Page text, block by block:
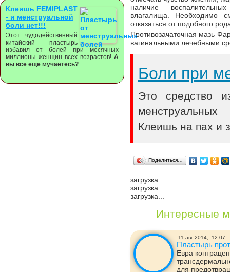
наличие
влагалища. Необходимо
отказаться от подобного
Противозачаточная мазь
вагинальными лечебными
Боли при
Это средство
Клеишь на пах и
Поделиться…
загрузка...
загрузка...
загрузка...
Интересные
11 авг 2014, 12:07
Пластырь
Евра
для
Клеишь FEMIPLAST
- и менструальной
боли нет!!!
Этот чудодейственный
китайский пластырь
избавил от болей при месячных
миллионы женщин всех возрастов! А
вы всё еще мучаетесь?